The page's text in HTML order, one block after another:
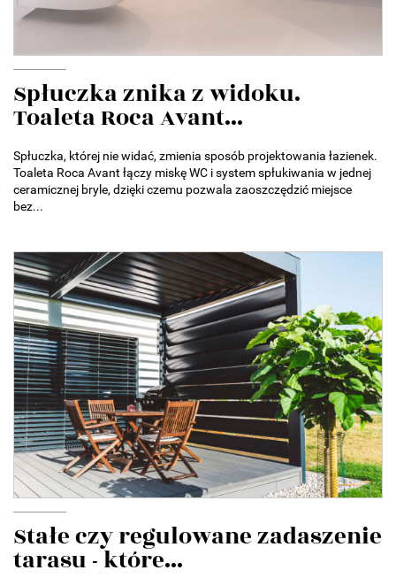
Spłuczka znika z widoku.
Toaleta Roca Avant...
Spłuczka, której nie widać, zmienia sposób projektowania łazienek.
Toaleta Roca Avant łączy miskę WC i system spłukiwania w jednej
ceramicznej bryle, dzięki czemu pozwala zaoszczędzić miejsce
bez...
Stałe czy regulowane zadaszenie
tarasu - które...